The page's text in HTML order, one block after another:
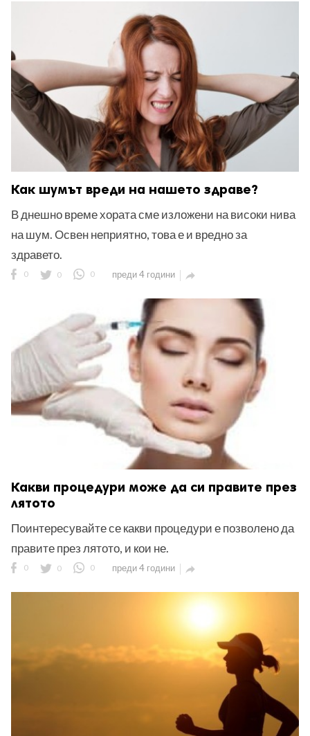
Как шумът вреди на нашето здраве?
В днешно време хората сме изложени на високи нива
на шум. Освен неприятно, това е и вредно за
здравето.
0 0 0 преди 4 години 
Какви процедури може да си правите през
лятото
Поинтересувайте се какви процедури е позволено да
правите през лятото, и кои не.
0 0 0 преди 4 години 